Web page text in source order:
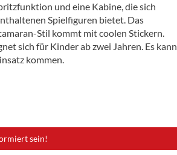
und eine Kabine, die sich
Spielfiguren bietet. Das
Stil kommt mit coolen Stickern.
sich für Kinder ab zwei Jahren. Es kann
kommen.
sein!